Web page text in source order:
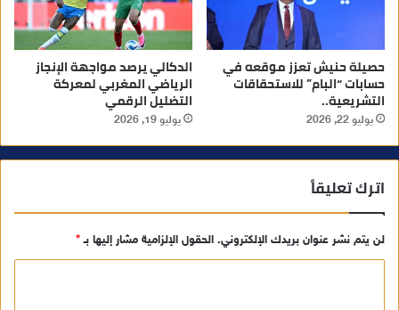
حصيلة حنيش تعزز موقعه في
حسابات “البام” للاستحقاقات
التشريعية..
يوليو 22, 2026
الدكالي يرصد مواجهة الإنجاز
الرياضي المغربي لمعركة
التضليل الرقمي
يوليو 19, 2026
اترك تعليقاً
لن يتم نشر عنوان بريدك الإلكتروني. الحقول الإلزامية مشار إليها بـ*